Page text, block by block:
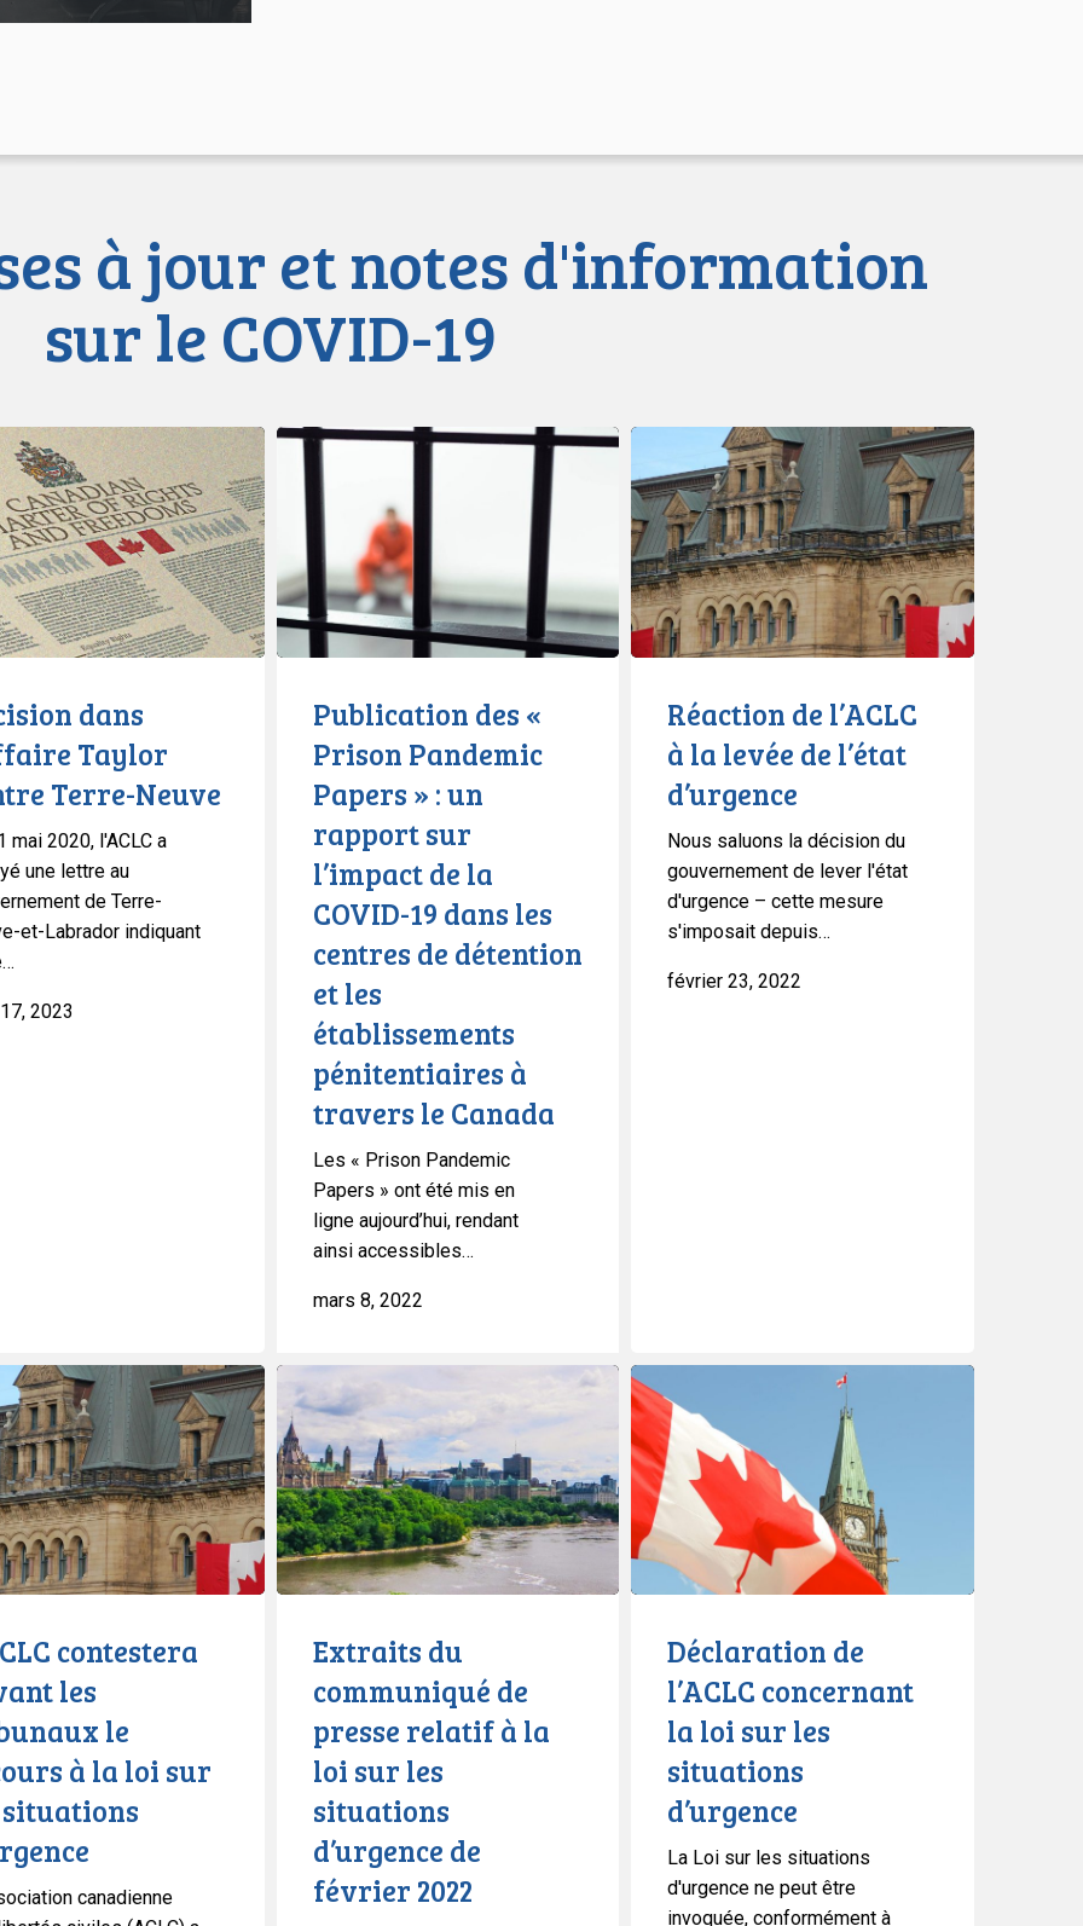
à jour et notes d'information
sur le COVID-19
dans
Taylor
Terre-Neuve
mai 2020, l'ACLC a
une lettre au
de Terre-
et-Labrador indiquant
2023
Publication
des
Prison
Pandemic
Papers
»
:
rapport
l’impact
COVID-
centres
détention
établissements
pénitentiaires
travers
Publication des «
Prison Pandemic
Papers » : un
rapport sur
l’impact de la
COVID-19 dans les
centres de détention
et les
établissements
pénitentiaires à
travers le Canada
Les « Prison Pandemic
Papers » ont été mis en
ligne aujourd’hui, rendant
ainsi accessibles…
mars 8, 2022
de
l’ACLC
à
la
levée
de
l’état
Réaction de l’ACLC
à la levée de l’état
d’urgence
Nous saluons la décision du
gouvernement de lever l'état
d'urgence – cette mesure
s'imposait depuis…
février 23, 2022
contestera
les
le
à la loi sur
canadienne
Extraits
du
communiqué
de
presse
relatif
à
la
situations
d’urgence
février
2022
Extraits du
communiqué de
presse relatif à la
loi sur les
situations
d’urgence de
février 2022
Déclaration
de
l’ACLC
concernant
loi
sur
les
d’urgence
Déclaration de
l’ACLC concernant
la loi sur les
situations
d’urgence
La Loi sur les situations
d'urgence ne peut être
invoquée, conformément à